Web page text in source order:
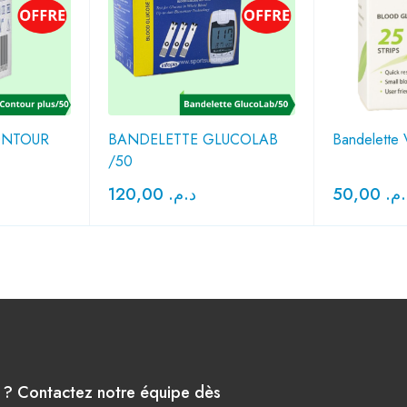
BANDELETTE GLUCOLAB
/50
د.م.
Bandelette
Contactez notre équipe dès